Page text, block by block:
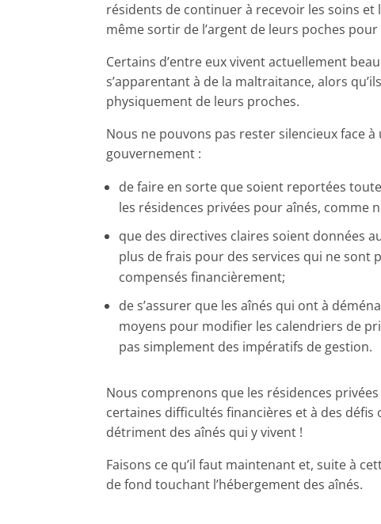
résidents de continuer à recevoir les soins et
même sortir de l’argent de leurs poches
Certains d’entre eux vivent actuellement
s’apparentant à de la maltraitance, alors
physiquement de leurs proches.
Nous ne pouvons pas rester silencieux face
gouvernement :
de faire en sorte que soient reportées
les résidences privées pour aînés, comme
que des directives claires soient données
plus de frais pour des services qui ne sont
compensés financièrement;
de s’assurer que les aînés qui ont à
moyens pour modifier les calendriers de
pas simplement des impératifs de gestion.
Nous comprenons que les résidences
certaines difficultés financières et à des défis
détriment des aînés qui y vivent !
Faisons ce qu’il faut maintenant et, suite à
de fond touchant l’hébergement des aînés.